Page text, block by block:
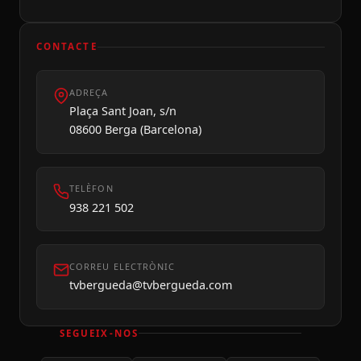
Dilluns 10
CONTACTE
ADREÇA
Plaça Sant Joan, s/n
08600 Berga (Barcelona)
TELÈFON
938 221 502
CORREU ELECTRÒNIC
tvbergueda@tvbergueda.com
SEGUEIX-NOS